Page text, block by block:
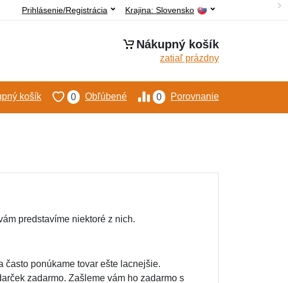
Krajina: Slovensko
Prihlásenie/Registrácia
Nákupný košík
zatiaľ prázdny
0 Porovnanie
0 Obľúbené
košík
predstavíme niektoré z nich.
často ponúkame tovar ešte lacnejšie.
zadarmo. Zašleme vám ho zadarmo s